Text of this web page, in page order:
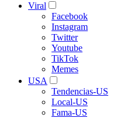
Viral
Facebook
Instagram
Twitter
Youtube
TikTok
Memes
USA
Tendencias-US
Local-US
Fama-US